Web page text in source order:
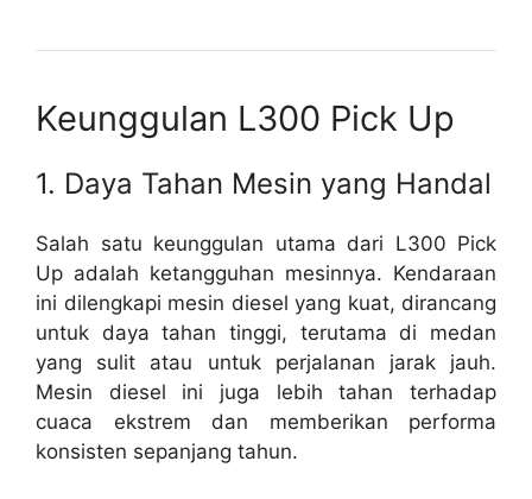
Keunggulan L300 Pick Up
1. Daya Tahan Mesin yang Handal
Salah satu keunggulan utama dari L300 Pick
Up adalah ketangguhan mesinnya. Kendaraan
ini dilengkapi mesin diesel yang kuat, dirancang
untuk daya tahan tinggi, terutama di medan
yang sulit atau untuk perjalanan jarak jauh.
Mesin diesel ini juga lebih tahan terhadap
cuaca ekstrem dan memberikan performa
konsisten sepanjang tahun.